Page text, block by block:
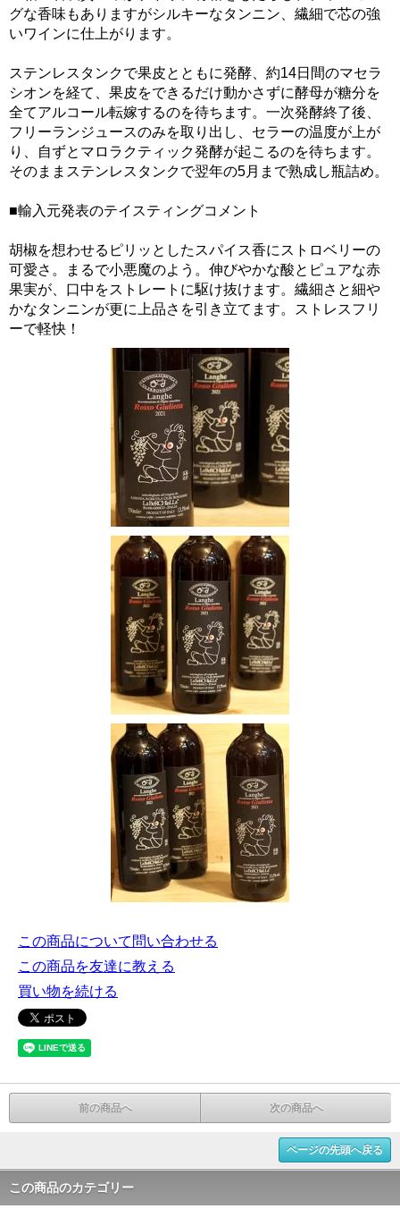
グな香味もありますがシルキーなタンニン、繊細で芯の強
いワインに仕上がります。
ステンレスタンクで果皮とともに発酵、約14日間のマセラ
シオンを経て、果皮をできるだけ動かさずに酵母が糖分を
全てアルコール転嫁するのを待ちます。一次発酵終了後、
フリーランジュースのみを取り出し、セラーの温度が上が
り、自ずとマロラクティック発酵が起こるのを待ちます。
そのままステンレスタンクで翌年の5月まで熟成し瓶詰め。
■輸入元発表のテイスティングコメント
胡椒を想わせるピリッとしたスパイス香にストロベリーの
可愛さ。まるで小悪魔のよう。伸びやかな酸とピュアな赤
果実が、口中をストレートに駆け抜けます。繊細さと細や
かなタンニンが更に上品さを引き立てます。ストレスフリ
ーで軽快！
この商品について問い合わせる
この商品を友達に教える
買い物を続ける
前の商品へ 次の商品へ
ページの先頭へ戻る
この商品のカテゴリー